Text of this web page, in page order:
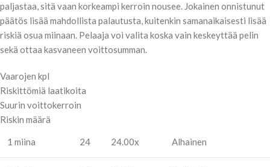
paljastaa, sitä vaan korkeampi kerroin nousee. Jokainen onnistunut
päätös lisää mahdollista palautusta, kuitenkin samanaikaisesti lisää
riskiä osua miinaan. Pelaaja voi valita koska vain keskeyttää pelin
sekä ottaa kasvaneen voittosumman.
Vaarojen kpl
Riskittömiä laatikoita
Suurin voittokerroin
Riskin määrä
1 miina 24 24.00x Alhainen